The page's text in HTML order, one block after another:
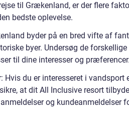
til Grækenland, er der flere
bedste oplevelse.
byder på en bred vifte af
byer. Undersøg de forskellige
til dine interesser og
du er interesseret i vandsport
at dit All Inclusive resort
og kundeanmeldelser